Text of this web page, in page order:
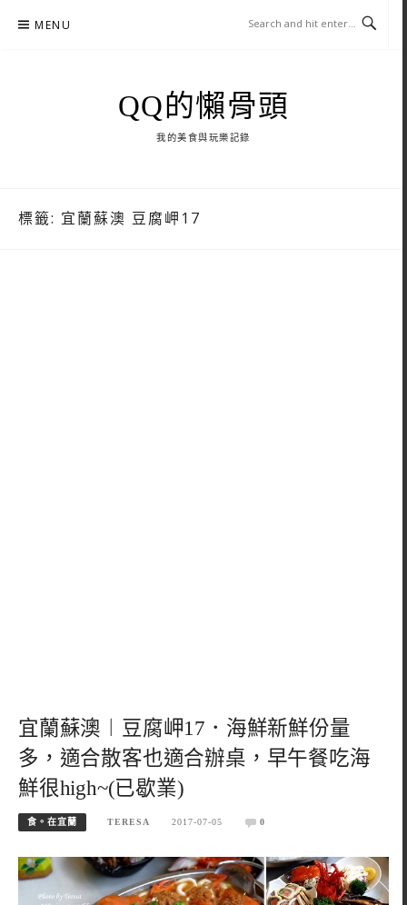
MENU
QQ的懶骨頭
我的美食與玩樂記錄
標籤: 宜蘭蘇澳 豆腐岬17
宜蘭蘇澳︱豆腐岬17．海鮮新鮮份量
多，適合散客也適合辦桌，早午餐吃海
鮮很high~(已歇業)
食。在宜蘭 TERESA 2017-07-05 0